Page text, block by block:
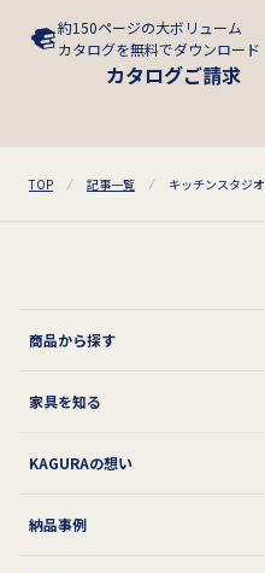
約150ページの大ボリューム
カタログを無料でダウンロード
カタログご請求
TOP 記事一覧 キッチンスタジ
商品から探す
家具を知る
KAGURAの想い
納品事例